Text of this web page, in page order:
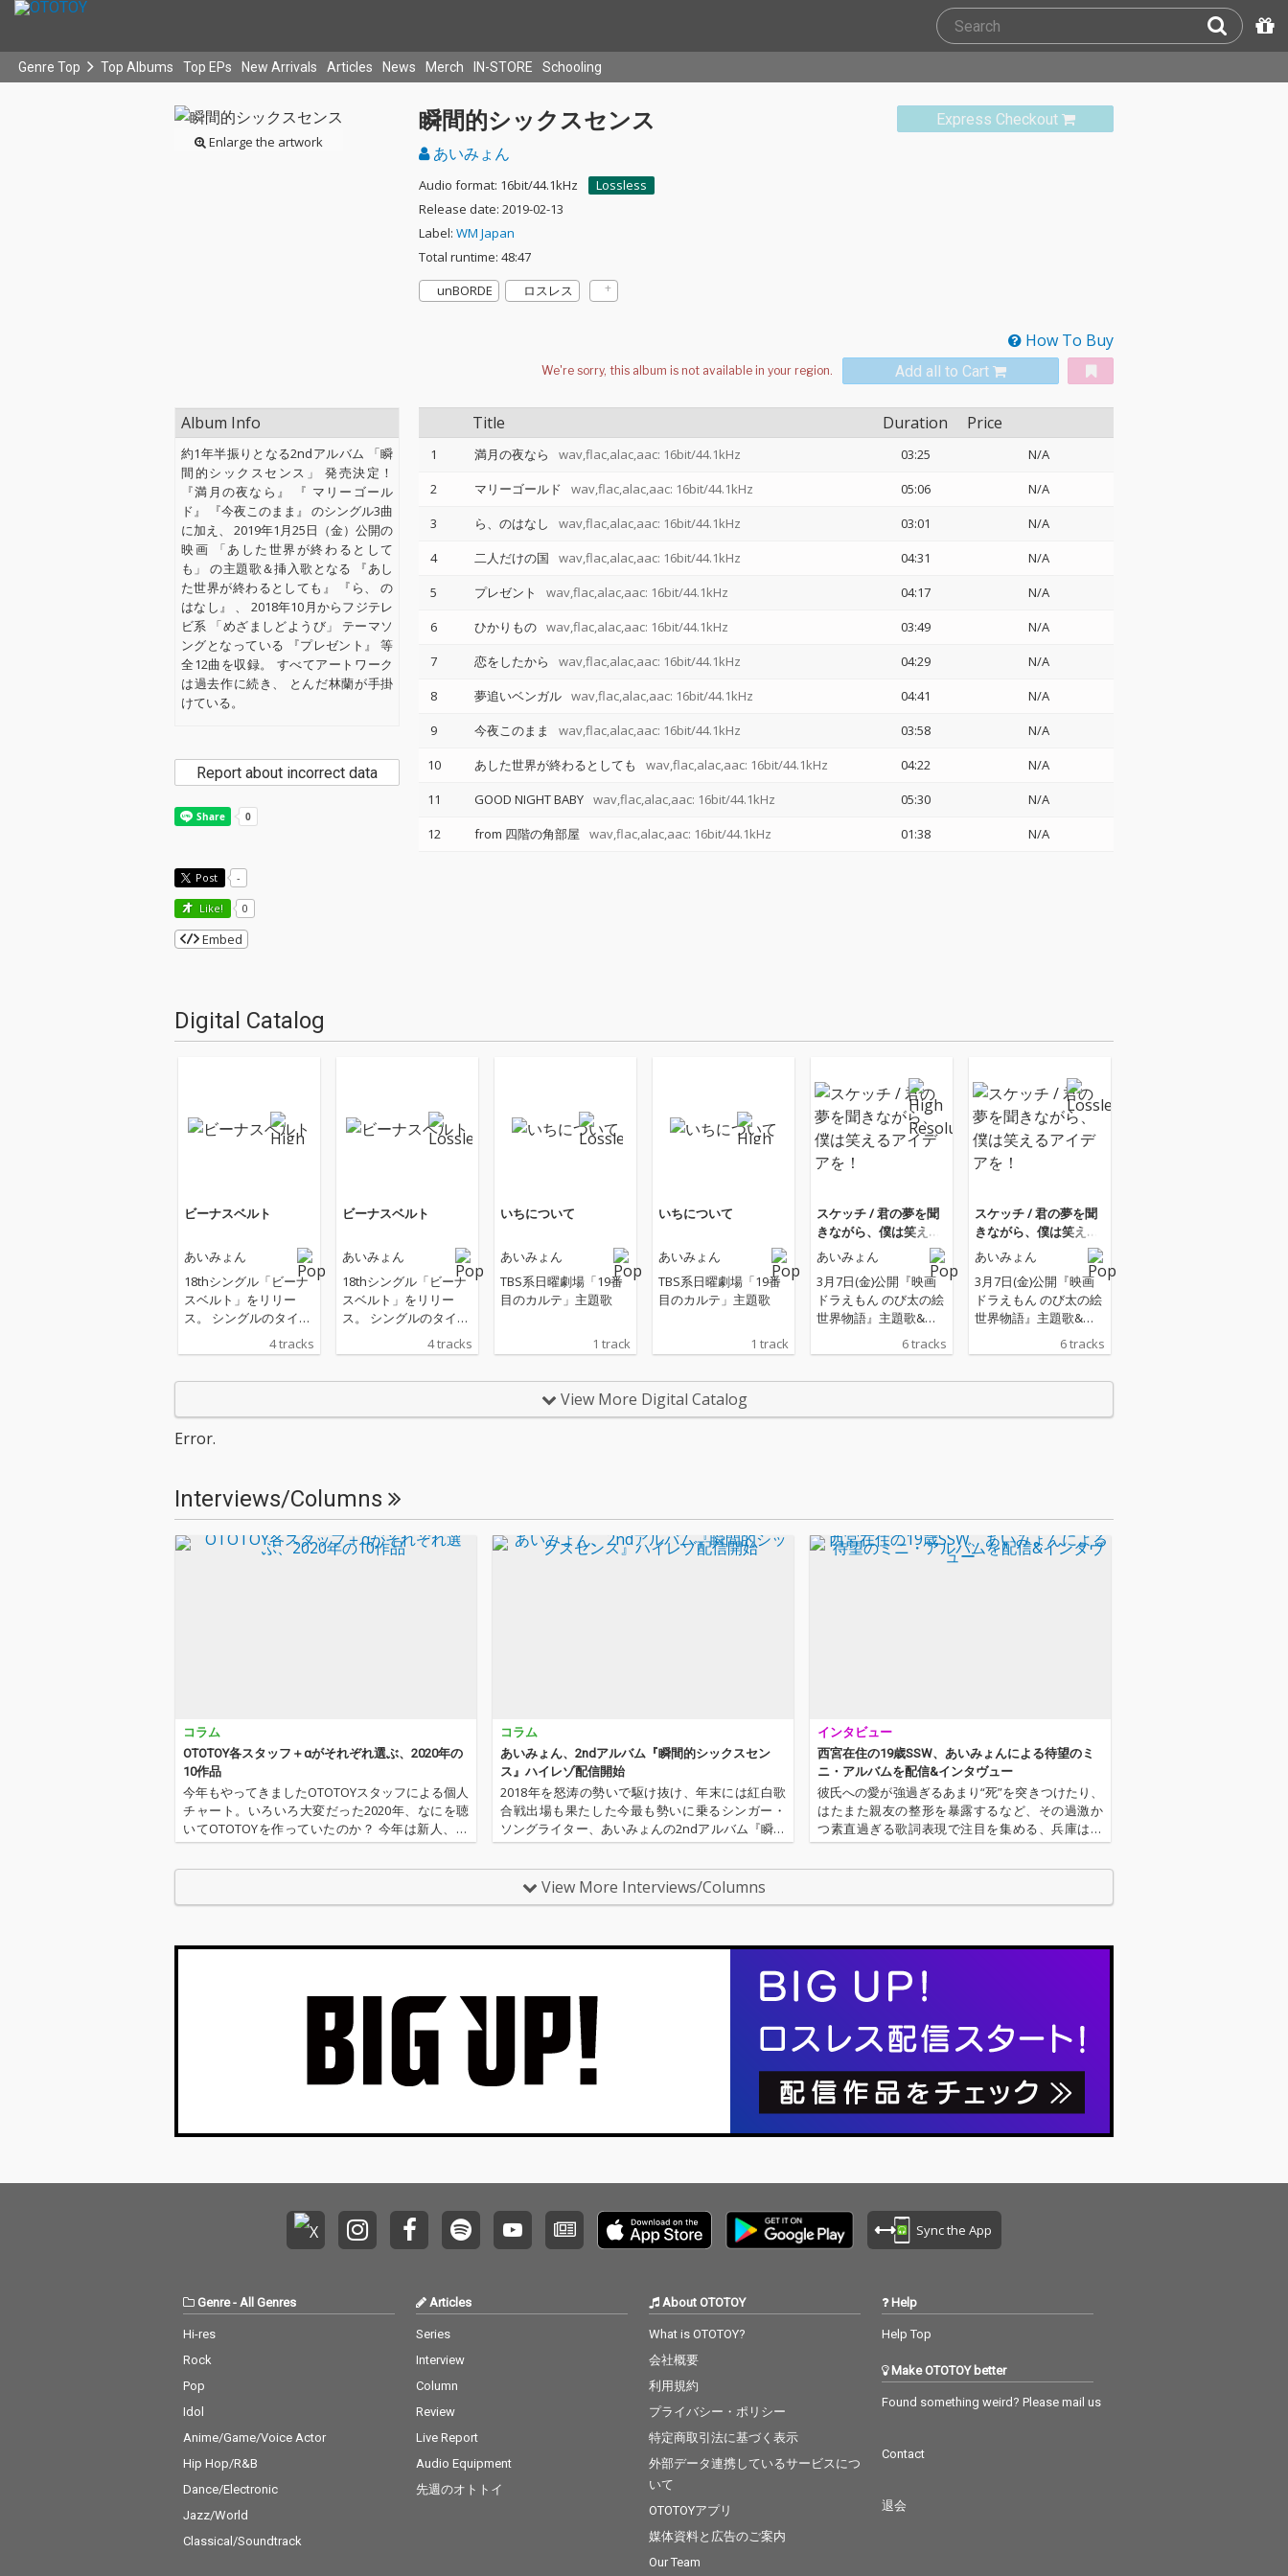
Genre Top Top Albums Top EPs New Arrivals Articles News Merch IN-STORE Schooling
Enlarge the artwork
Express Checkout
瞬間的シックスセンス
あいみょん
Audio format: 16bit/44.1kHz
Lossless
Release date: 2019-02-13
Label: WM Japan
Total runtime: 48:47
unBORDE
ロスレス
How To Buy
Add all to Cart
Title Duration Price
1 満月の夜なら wav,flac,alac,aac: 16bit/44.1kHz 03:25
N/A
2
マリーゴールド wav,flac,alac,aac: 16bit/44.1kHz 05:06
N/A
3
ら、のはなし wav,flac,alac,aac: 16bit/44.1kHz 03:01
N/A
4
二人だけの国 wav,flac,alac,aac: 16bit/44.1kHz 04:31
N/A
5
プレゼント wav,flac,alac,aac: 16bit/44.1kHz 04:17
N/A
6
ひかりもの wav,flac,alac,aac: 16bit/44.1kHz 03:49
N/A
7
恋をしたから wav,flac,alac,aac: 16bit/44.1kHz 04:29
N/A
8
夢追いベンガル wav,flac,alac,aac: 16bit/44.1kHz 04:41
N/A
9
今夜このまま wav,flac,alac,aac: 16bit/44.1kHz 03:58
N/A
10
あした世界が終わるとしても wav,flac,alac,aac: 16bit/44.1kHz 04:22
N/A
11
GOOD NIGHT BABY wav,flac,alac,aac: 16bit/44.1kHz 05:30
N/A
12
from 四階の角部屋 wav,flac,alac,aac: 16bit/44.1kHz 01:38 N/A
Album Info
約1年半振りとなる2ndアルバム 「瞬
間的シックスセンス」 発売決定！
『満月の夜なら』 『 マリーゴール
ド』 『今夜このまま』 のシングル3曲
に加え、 2019年1月25日（金）公開の
映画 「あした世界が終わるとして
も」 の主題歌＆挿入歌となる 『あし
た世界が終わるとしても』 『ら、 の
はなし』 、 2018年10月からフジテレ
ビ系 「めざましどようび」 テーマソ
ングとなっている 『プレゼント』 等
全12曲を収録。 すべてアートワーク
は過去作に続き、 とんだ林蘭が手掛
けている。
Report about incorrect data
Post -
Like! 0
Embed
Digital Catalog
ビーナスベルト
あいみょん
18thシングル「ビーナ
スベルト」をリリー
ス。 シングルのタイト
ルとなった「ビーナス
ベルト」は日の出前や
4 tracks
ビーナスベルト
あいみょん
18thシングル「ビーナ
スベルト」をリリー
ス。 シングルのタイト
ルとなった「ビーナス
ベルト」は日の出前や
4 tracks
いちについて
あいみょん
TBS系日曜劇場「19番
目のカルテ」主題歌
1 track
いちについて
あいみょん
TBS系日曜劇場「19番
目のカルテ」主題歌
1 track
スケッチ / 君の夢を聞
きながら、僕は笑える
アイデアを！
あいみょん
3月7日(金)公開『映画
ドラえもん のび太の絵
世界物語』主題歌&挿
入歌を収録した17th両
A面シングル をリリー
ら、僕は笑えるアイデ
アを!」を収録。さらに
カップリング曲として
6 tracks
スケッチ / 君の夢を聞
きながら、僕は笑える
アイデアを！
あいみょん
3月7日(金)公開『映画
ドラえもん のび太の絵
世界物語』主題歌&挿
入歌を収録した17th両
A面シングル をリリー
ら、僕は笑えるアイデ
アを!」を収録。さらに
カップリング曲として
6 tracks
View More Digital Catalog
Error.
Interviews/Columns
コラム
OTOTOY各スタッフ＋αがそれぞれ選ぶ、2020年の
10作品
今年もやってきましたOTOTOYスタッフによる個人
チャート。いろいろ大変だった2020年、なにを聴
いてOTOTOYを作っていたのか？ 今年は新人、梶
野に加えてインターン、そしてコントリビュータ
コラム
あいみょん、2ndアルバム『瞬間的シックスセン
ス』ハイレゾ配信開始
2018年を怒涛の勢いで駆け抜け、年末には紅白歌
合戦出場も果たした今最も勢いに乗るシンガー・
ソングライター、あいみょんの2ndアルバム『瞬間
的シックスセンス』がハイレゾ配信開始。「満月
といったシングル曲ももちろん…
インタビュー
西宮在住の19歳SSW、あいみょんによる待望のミ
ニ・アルバムを配信&インタヴュー
彼氏への愛が強過ぎるあまり“死”を突きつけたり、
はたまた親友の整形を暴露するなど、その過激か
つ素直過ぎる歌詞表現で注目を集める、兵庫は西
宮在住のシンガー・ソングライターあいみょん。
View More Interviews/Columns
Sync the App
Genre- All Genres
Hi-res
Rock
Pop
Idol
Anime/Game/Voice Actor
Hip Hop/R&B
Dance/Electronic
Jazz/World
Classical/Soundtrack
Articles
Series
Interview
Column
Review
Live Report
Audio Equipment
先週のオトトイ
About OTOTOY
What is OTOTOY?
会社概要
利用規約
プライバシー・ポリシー
特定商取引法に基づく表示
外部データ連携しているサービスにつ
いて
OTOTOYアプリ
媒体資料と広告のご案内
Our Team
Help
Help Top
Make OTOTOY better
Found something weird? Please mail us
Contact
退会